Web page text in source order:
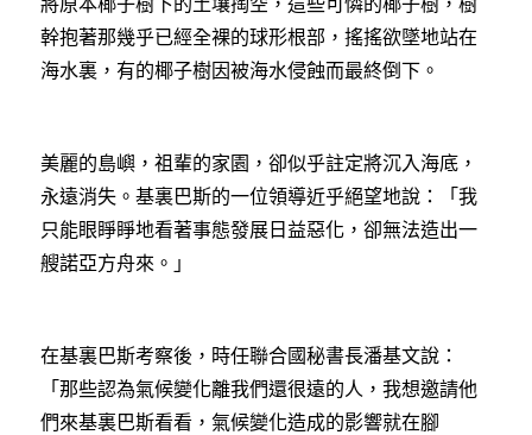
將原本椰子樹下的土壤掏空，這些可憐的椰子樹，樹
幹抱著那幾乎已經全裸的球形根部，搖搖欲墜地站在
海水裏，有的椰子樹因被海水侵蝕而最終倒下。
美麗的島嶼，祖輩的家園，卻似乎註定將沉入海底，
永遠消失。基裏巴斯的一位領導近乎絕望地說：「我
只能眼睜睜地看著事態發展日益惡化，卻無法造出一
艘諾亞方舟來。」
在基裏巴斯考察後，時任聯合國秘書長潘基文說：
「那些認為氣候變化離我們還很遠的人，我想邀請他
們來基裏巴斯看看，氣候變化造成的影響就在腳